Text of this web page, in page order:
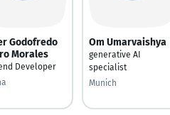
Godofredo
Morales
Developer
Om Umarvaishya
generative AI
specialist
Munich